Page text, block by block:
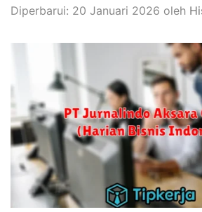
Diperbarui: 20 Januari 2026 oleh